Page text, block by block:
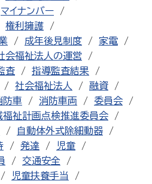
マイナンバー
権利擁護
成年後見制度
家電
会福祉法人の運営
査
指導監査結果
社会福祉法人
融資
防車 消防車両
委員会
福祉計画点検推進委員会
自動体外式除細動器
発達
児童
交通安全
児童扶養手当